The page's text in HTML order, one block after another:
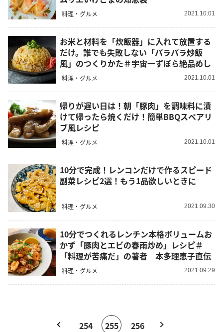
料理・グルメ 2021.10.01
お米と材料を「炊飯器」に入れて放置する
だけ。誰でも失敗しない「パラパラ炒飯
風」のつくりかた＃宇宙一ずぼら絶品めし
料理・グルメ 2021.10.01
帰りが遅い日は！朝「豚肉」を調味料に漬
けて帰ったら焼くだけ！簡単BBQスペアリ
ブ風レシピ
料理・グルメ 2021.10.01
10分で完成！レンコンだけで作るスピード
副菜レシピ2選！もう1品欲しいときに
料理・グルメ 2021.09.30
10分でつくれるレンチン本格ボリュームお
かず「豚肉とエビの春雨炒め」レシピ＃
「料理が苦痛だ」の著者 本多理恵子直伝
料理・グルメ 2021.09.29
254 255 256